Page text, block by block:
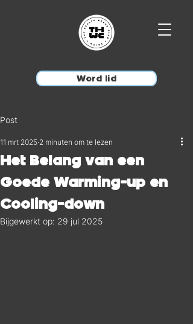
Word lid
Post
Het Belang van een
Goede Warming-up en
Cooling-down
11 mrt 2025 2 minuten om te lezen
Bijgewerkt op: 29 jul 2025